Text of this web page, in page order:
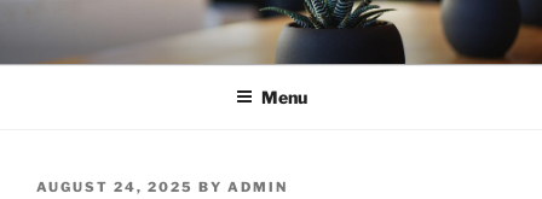
content
Menu
POSTED
AUGUST 24, 2025 BY ADMIN